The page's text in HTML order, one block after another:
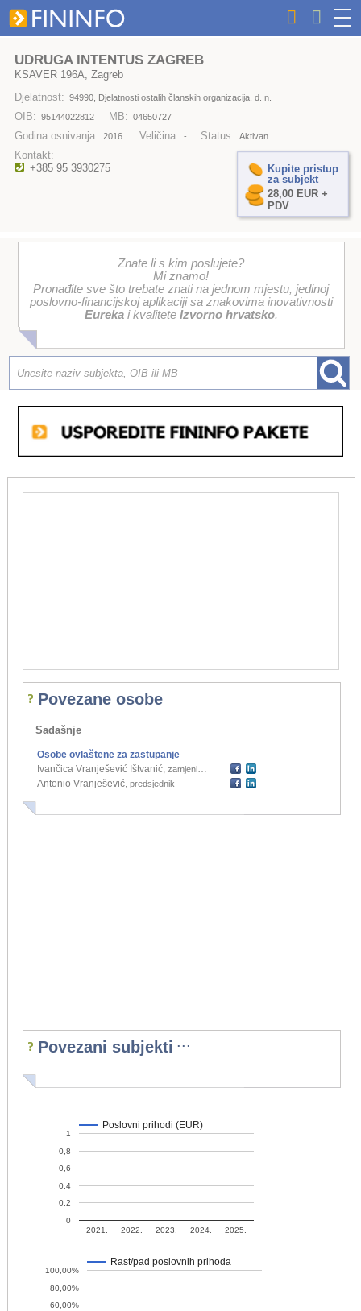
UDRUGA INTENTUS ZAGREB
KSAVER 196A, Zagreb
Djelatnost: 94990, Djelatnosti ostalih članskih organizacija, d. n.
OIB: 95144022812 MB: 04650727
Godina osnivanja: 2016. Veličina: - Status: Aktivan
Kontakt:
+385 95 3930275
Kupite pristup
za subjekt
28,00 EUR +
PDV
Znate li s kim poslujete?
Mi znamo!
Pronađite sve što trebate znati na jednom mjestu, jedinoj
poslovno-financijskoj aplikaciji sa znakovima inovativnosti
Eurekai kvalitete Izvorno hrvatsko.
Povezane osobe
Sadašnje
Osobe ovlaštene za zastupanje
Ivančica Vranješević Ištvanić, zamjenik predsjednika
Antonio Vranješević, predsjednik
Povezani subjekti ...
Poslovni prihodi (EUR)
2021. 2022. 2023. 2024. 2025.
0
0,2
0,4
0,6
0,8
1
Rast/pad poslovnih prihoda
60,00%
80,00%
100,00%